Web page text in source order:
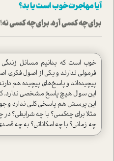
آیا مهاجرت خوب ا‌ست یا بد؟
برای چه کسی آره، برای چه کسی نه!
خوب ا‌ست که بدانیم مسائل
فرمولی ندارند و یکی از اصول
پیچیده‌اند و پاسخ‌های پیچیده هم
این سوال هیچ پاسخ مشخصی ندارد.
این پرسش هم پاسخی کلی ندارد و
مثلا برای چه‌کسی؟ با چه شرایطی؟
چه زمانی؟ با چه امکاناتی؟ به چه